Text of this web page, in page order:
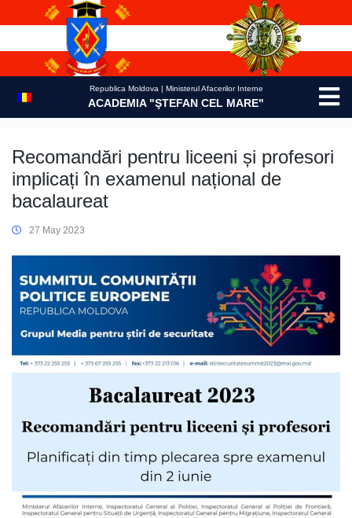
Republica Moldova | Ministerul Afacerilor Interne
ACADEMIA "ŞTEFAN CEL MARE"
Recomandări pentru liceeni și profesori
implicați în examenul național de
bacalaureat
27 May 2023